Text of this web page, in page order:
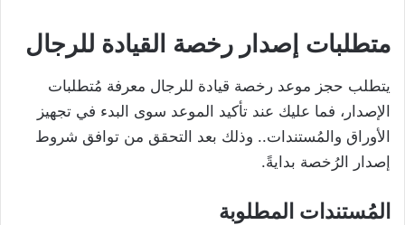
متطلبات إصدار رخصة القيادة للرجال
يتطلب حجز موعد رخصة قيادة للرجال معرفة مُتطلبات
الإصدار، فما عليك عند تأكيد الموعد سوى البدء في تجهيز
الأوراق والمُستندات.. وذلك بعد التحقق من توافق شروط
إصدار الرُخصة بدايةً.
المُستندات المطلوبة